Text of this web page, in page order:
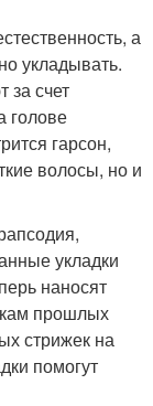
а
укладывать.
за счет
голове
гарсон,
волосы, но и
укладки
наносят
прошлых
стрижек на
помогут